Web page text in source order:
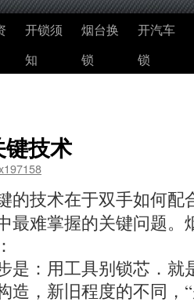
开锁须
知
烟台换
锁
开汽车
锁
技术
的技术在于双手如何配
最难掌握的关键问题。
是：用工具别锁芯．就
造，新旧程度的不同，